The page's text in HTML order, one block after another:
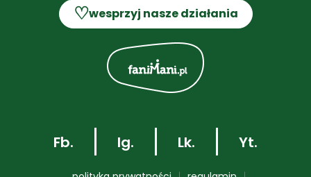
♡wesprzyj nasze działania
Fb. Ig. Lk. Yt.